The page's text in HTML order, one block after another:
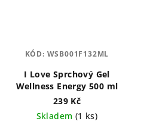
I Love Sprchový Gel
Wellness Energy 500 ml
239 Kč
Skladem (1 ks)
KÓD: WSB001F132ML